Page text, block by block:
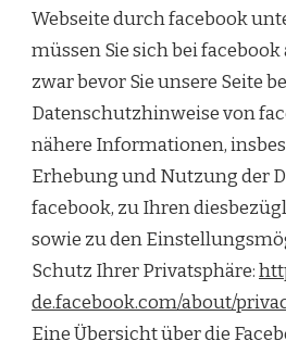
Webseite durch facebook
müssen Sie sich bei
zwar bevor Sie unsere Seite
Datenschutzhinweise von
nähere Informationen,
Erhebung und Nutzung der
facebook, zu Ihren
sowie zu den
Schutz Ihrer Privatsphäre:
de.facebook.com/about/
Eine Übersicht über die